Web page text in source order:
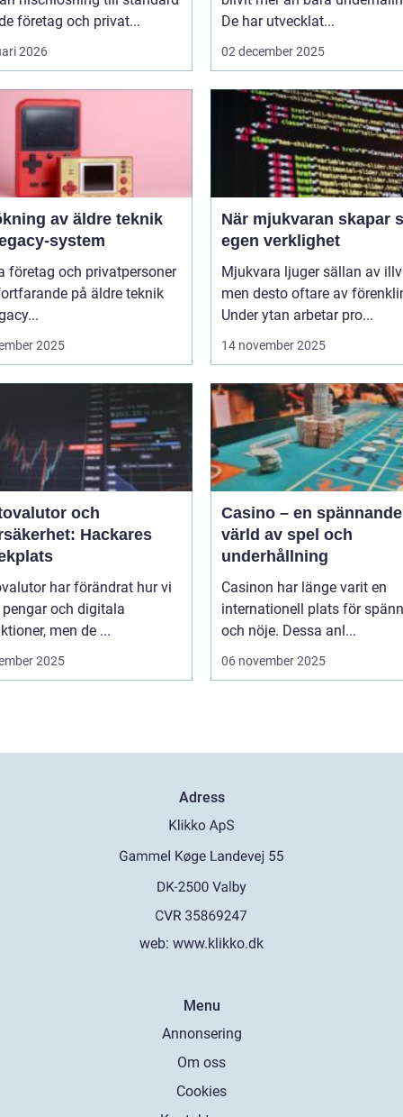
företag och privat...
2026
De har utvecklat...
02 december 2025
av äldre teknik
system
företag och privatpersoner
på äldre teknik
2025
När mjukvaran skapar
egen verklighet
Mjukvara ljuger sällan av
men desto oftare av
Under ytan arbetar pro...
14 november 2025
och
Hackares
har förändrat hur vi
pengar och digitala
men de ...
2025
Casino – en spännande
värld av spel och
underhållning
Casinon har länge varit en
internationell plats för
och nöje. Dessa anl...
06 november 2025
Adress
web: www.klikko.dk
Menu
Annonsering
Om oss
Cookies